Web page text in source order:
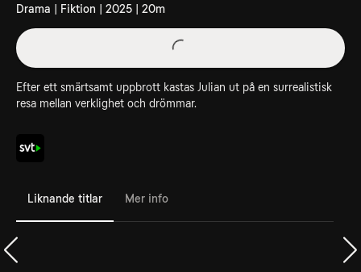
Drama | Fiktion | 2025 | 20m
Efter ett smärtsamt uppbrott kastas Julian ut på en surrealistisk
resa mellan verklighet och drömmar.
Liknande titlar Mer info